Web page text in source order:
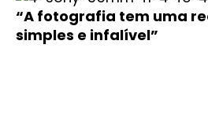
“A fotografia tem uma
simples e infalível”